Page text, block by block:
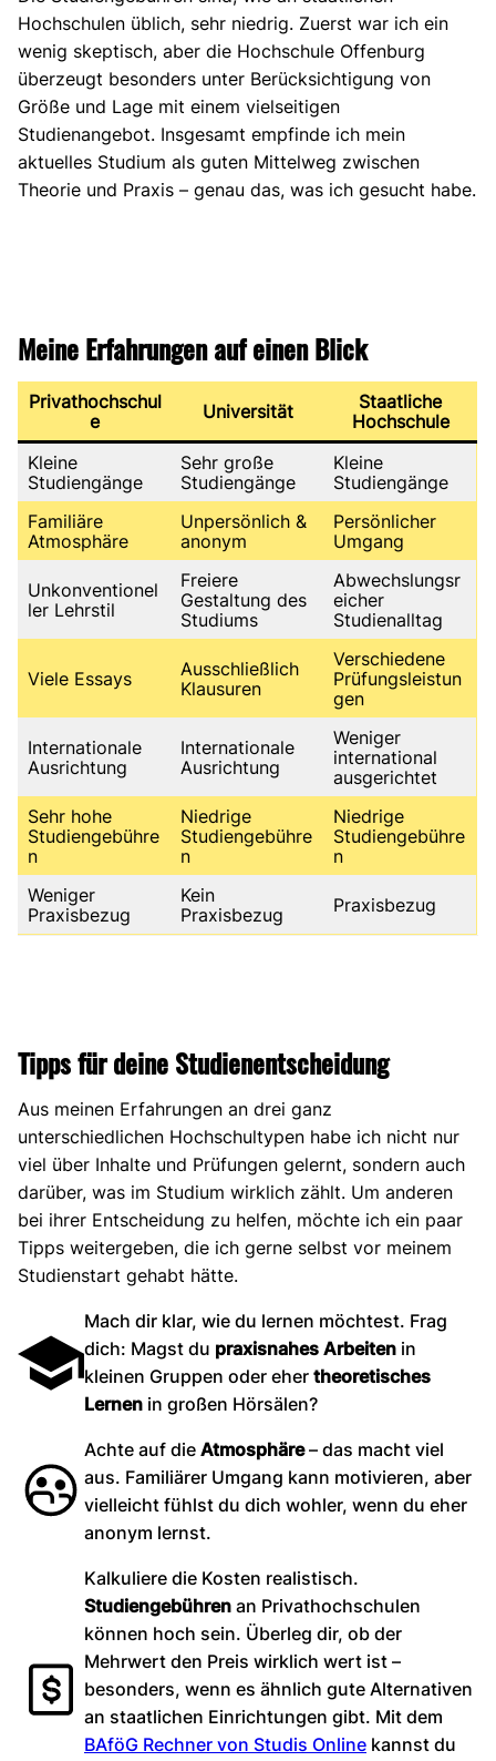
Hochschulen üblich, sehr niedrig. Zuerst war ich ein
wenig skeptisch, aber die Hochschule Offenburg
überzeugt besonders unter Berücksichtigung von
Größe und Lage mit einem vielseitigen
Studienangebot. Insgesamt empfinde ich mein
aktuelles Studium als guten Mittelweg zwischen
Theorie und Praxis – genau das, was ich gesucht habe.
Meine Erfahrungen auf einen Blick
Privathochschul
e
Universität
Staatliche
Hochschule
Kleine
Studiengänge
Sehr große
Studiengänge
Kleine
Studiengänge
Familiäre
Atmosphäre
Unpersönlich &
anonym
Persönlicher
Umgang
Unkonventionel
ler Lehrstil
Freiere
Gestaltung des
Studiums
Abwechslungsr
eicher
Studienalltag
Viele Essays
Ausschließlich
Klausuren
Verschiedene
Prüfungsleistun
gen
Internationale
Ausrichtung
Internationale
Ausrichtung
Weniger
international
ausgerichtet
Sehr hohe
Studiengebühre
n
Niedrige
Studiengebühre
n
Niedrige
Studiengebühre
n
Weniger
Praxisbezug
Kein
Praxisbezug
Praxisbezug
Tipps für deine Studienentscheidung
Aus meinen Erfahrungen an drei ganz
unterschiedlichen Hochschultypen habe ich nicht nur
viel über Inhalte und Prüfungen gelernt, sondern auch
darüber, was im Studium wirklich zählt. Um anderen
bei ihrer Entscheidung zu helfen, möchte ich ein paar
Tipps weitergeben, die ich gerne selbst vor meinem
Studienstart gehabt hätte.
Mach dir klar, wie du lernen möchtest. Frag
dich: Magst du praxisnahes Arbeiten in
kleinen Gruppen oder eher theoretisches
Lernen in großen Hörsälen?
Achte auf die Atmosphäre– das macht viel
aus. Familiärer Umgang kann motivieren, aber
vielleicht fühlst du dich wohler, wenn du eher
anonym lernst.
Kalkuliere die Kosten realistisch.
Studiengebühren an Privathochschulen
können hoch sein. Überleg dir, ob der
Mehrwert den Preis wirklich wert ist –
besonders, wenn es ähnlich gute Alternativen
an staatlichen Einrichtungen gibt. Mit dem
BAföG Rechner von Studis Online kannst du